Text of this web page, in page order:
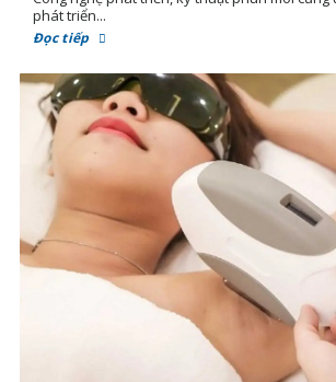
phát triển...
Đọc tiếp